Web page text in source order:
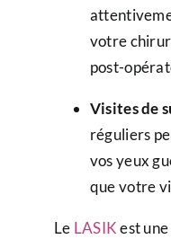
votre
post-
Visites de
réguliers
vos yeux
que votre
Le LASIKest